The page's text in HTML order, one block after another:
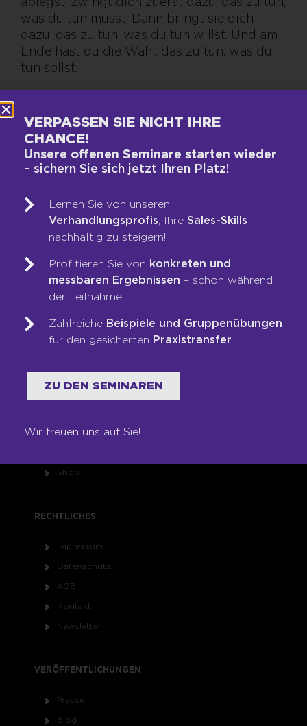
was du tun musst. Dann bringt sie dich
dazu, das zu tun, was du tun willst. Und am
Ende hast du die Wahl, das zu tun, was du
tun sollst.
WAS WIR TUN
Next-Generation-Sales-Workshop
Training & Coaching
Blended Learning
LOOP-Prozess®
WER WIR SIND
Auszeichnungen
Referenzen
Franchise
Shop
RECHTLICHES
Impressum
Datenschutz
AGB
Kontakt
Newsletter
VERÖFFENTLICHUNGEN
Presse
Blog
VERPASSEN SIE NICHT IHRE
CHANCE!
Unsere offenen Seminare starten wieder
– sichern Sie sich jetzt Ihren Platz!
Lernen Sie von unseren
Verhandlungsprofis, IhreSales-Skills
nachhaltig zu steigern!
Profitieren Sie von konkreten und
messbaren Ergebnissen – schon während
der Teilnahme!
Zahlreiche Beispiele und Gruppenübungen
für den gesicherten Praxistransfer
ZU DEN SEMINAREN
Wir freuen uns auf Sie!